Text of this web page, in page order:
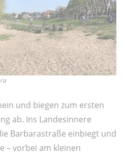
und biegen zum ersten
ab. Ins Landesinnere
Barbarastraße einbiegt und
– vorbei am kleinen